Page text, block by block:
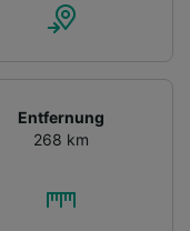
Entfernung
268 km